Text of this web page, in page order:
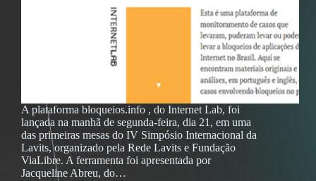
A plataforma bloqueios.info , do Internet Lab, foi
lançada na manhã de segunda-feira, dia 21, em uma
das primeiras mesas do IV Simpósio Internacional da
Lavits, organizado pela Rede Lavits e Fundação
ViaLibre. A ferramenta foi apresentada por
Jacqueline Abreu, do…